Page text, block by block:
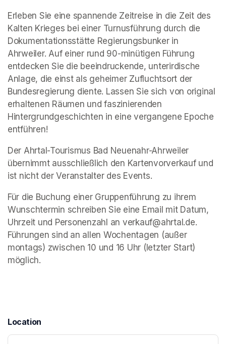
Erleben Sie eine spannende Zeitreise in die Zeit des
Kalten Krieges bei einer Turnusführung durch die
Dokumentationsstätte Regierungsbunker in
Ahrweiler. Auf einer rund 90-minütigen Führung
entdecken Sie die beeindruckende, unterirdische
Anlage, die einst als geheimer Zufluchtsort der
Bundesregierung diente. Lassen Sie sich von original
erhaltenen Räumen und faszinierenden
Hintergrundgeschichten in eine vergangene Epoche
entführen!
Der Ahrtal-Tourismus Bad Neuenahr-Ahrweiler
übernimmt ausschließlich den Kartenvorverkauf und
ist nicht der Veranstalter des Events.
Für die Buchung einer Gruppenführung zu ihrem
Wunschtermin schreiben Sie eine Email mit Datum,
Uhrzeit und Personenzahl an verkauf@ahrtal.de.
Führungen sind an allen Wochentagen (außer
montags) zwischen 10 und 16 Uhr (letzter Start)
möglich.
Location